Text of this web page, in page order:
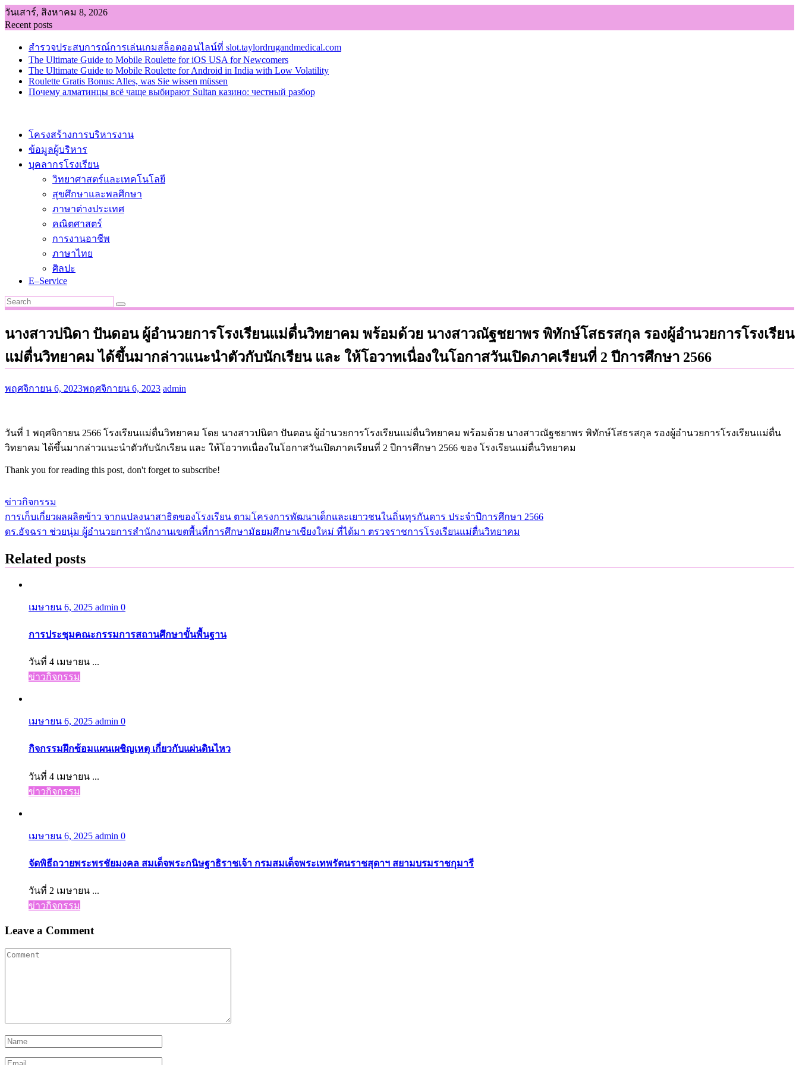
Skip
to
content
วันเสาร์, สิงหาคม 8, 2026
Recent posts
สำรวจประสบการณ์การเล่นเกมสล็อตออนไลน์ที่ slot.taylordrugandmedical.com
The Ultimate Guide to Mobile Roulette for iOS USA for Newcomers
The Ultimate Guide to Mobile Roulette for Android in India with Low Volatility
Roulette Gratis Bonus: Alles, was Sie wissen müssen
Почему алматинцы всё чаще выбирают Sultan казино: честный разбор
โครงสร้างการบริหารงาน
ข้อมูลผู้บริหาร
บุคลากรโรงเรียน
วิทยาศาสตร์และเทคโนโลยี
สุขศึกษาและพลศึกษา
ภาษาต่างประเทศ
คณิตศาสตร์
การงานอาชีพ
ภาษาไทย
ศิลปะ
E–Service
นางสาวปนิดา ปันดอน ผู้อำนวยการโรงเรียนแม่ตื่นวิทยาคม พร้อมด้วย นางสาวณัฐชยาพร พิทักษ์โสธรสกุล รองผู้อำนวยการโรงเรียน
แม่ตื่นวิทยาคม ได้ขึ้นมากล่าวแนะนำตัวกับนักเรียน และ ให้โอวาทเนื่องในโอกาสวันเปิดภาคเรียนที่ 2 ปีการศึกษา 2566
พฤศจิกายน 6, 2023พฤศจิกายน 6, 2023 admin
วันที่ 1 พฤศจิกายน 2566 โรงเรียนแม่ตื่นวิทยาคม โดย นางสาวปนิดา ปันดอน ผู้อำนวยการโรงเรียนแม่ตื่นวิทยาคม พร้อมด้วย นางสาวณัฐชยาพร พิทักษ์โสธรสกุล รองผู้อำนวยการโรงเรียนแม่ตื่น
วิทยาคม ได้ขึ้นมากล่าวแนะนำตัวกับนักเรียน และ ให้โอวาทเนื่องในโอกาสวันเปิดภาคเรียนที่ 2 ปีการศึกษา 2566 ของ โรงเรียนแม่ตื่นวิทยาคม
Thank you for reading this post, don't forget to subscribe!
แนะแนว
เรื่อง
การเก็บเกี่ยวผลผลิตข้าว จากแปลงนาสาธิตของโรงเรียน ตามโครงการพัฒนาเด็กและเยาวชนในถิ่นทุรกันดาร ประจำปีการศึกษา 2566
ดร.อัจฉรา ช่วยนุ่ม ผู้อำนวยการสำนักงานเขตพื้นที่การศึกษามัธยมศึกษาเชียงใหม่ ที่ได้มา ตรวจราชการโรงเรียนแม่ตื่นวิทยาคม
เมษายน 6, 2025admin0